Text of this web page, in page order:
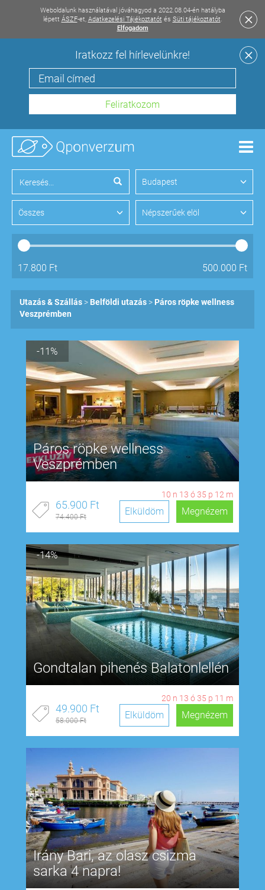
Weboldalunk használatával jóváhagyod a 2022.08.04-én hatályba
lépett ÁSZF-et, Adatkezelési Tájékoztatót és Süti tájékoztatót.
Elfogadom
Iratkozz fel hírlevelünkre!
Budapest
Összes Népszerűek elöl
17.800 Ft 500.000 Ft
Utazás & Szállás Belföldi utazás
Páros röpke wellness
Veszprémben
-11%
Páros röpke wellness
Veszprémben
10 n 13 ó35 p 11 m
65.900 Ft
74.400 Ft Megnézem
Elküldöm
-14%
Gondtalan pihenés Balatonlellén
20 n 13 ó35 p 10 m
49.900 Ft
58.000 Ft Megnézem
Elküldöm
Irány Bari, az olasz csizma
sarka 4 napra!